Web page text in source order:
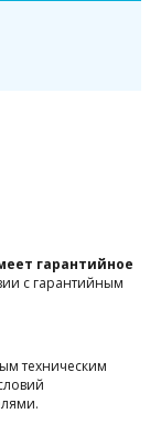
гарантийное
с гарантийным
техническим